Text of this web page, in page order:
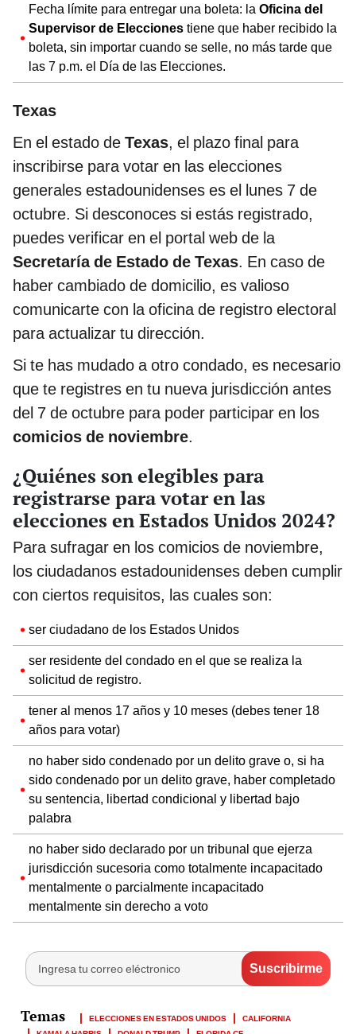
Fecha límite para entregar una boleta: la Oficina del
Supervisor de Elecciones tiene que haber recibido la
boleta, sin importar cuando se selle, no más tarde que
las 7 p.m. el Día de las Elecciones.
Texas
En el estado de Texas, el plazo final para
inscribirse para votar en las elecciones
generales estadounidenses es el lunes 7 de
octubre. Si desconoces si estás registrado,
puedes verificar en el portal web de la
Secretaría de Estado de Texas. En caso de
haber cambiado de domicilio, es valioso
comunicarte con la oficina de registro electoral
para actualizar tu dirección.
Si te has mudado a otro condado, es necesario
que te registres en tu nueva jurisdicción antes
del 7 de octubre para poder participar en los
comicios de noviembre.
¿Quiénes son elegibles para
registrarse para votar en las
elecciones en Estados Unidos 2024?
Para sufragar en los comicios de noviembre,
los ciudadanos estadounidenses deben cumplir
con ciertos requisitos, las cuales son:
ser ciudadano de los Estados Unidos
ser residente del condado en el que se realiza la
solicitud de registro.
tener al menos 17 años y 10 meses (debes tener 18
años para votar)
no haber sido condenado por un delito grave o, si ha
sido condenado por un delito grave, haber completado
su sentencia, libertad condicional y libertad bajo
palabra
no haber sido declarado por un tribunal que ejerza
jurisdicción sucesoria como totalmente incapacitado
mentalmente o parcialmente incapacitado
mentalmente sin derecho a voto
ELECCIONES EN ESTADOS UNIDOS
CALIFORNIA